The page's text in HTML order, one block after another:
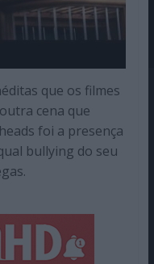
que os filmes
cena que
foi a presença
bullying do seu